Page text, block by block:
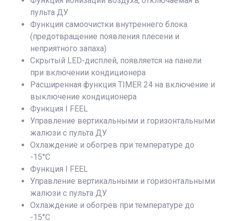
пульта ДУ
Функция самоочистки внутреннего блока
(предотвращение появления плесени и
неприятного запаха)
Скрытый LED-дисплей, появляется на панели
при включении кондиционера
Расширенная функция TIMER 24 на включение и
выключение кондиционера
Функция I FEEL
Управление вертикальными и горизонтальными
жалюзи с пульта ДУ
Охлаждение и обогрев при температуре до
-15°С
Функция I FEEL
Управление вертикальными и горизонтальными
жалюзи с пульта ДУ
Охлаждение и обогрев при температуре до
-15°С